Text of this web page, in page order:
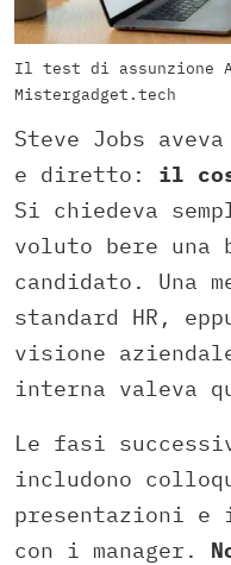
Il test di assunzione
Mistergadget.tech
Steve Jobs
e diretto: il
Si chiedeva
voluto bere
candidato. Una
standard HR,
visione
interna valeva
Le fasi
includono
presentazioni
con i manager.